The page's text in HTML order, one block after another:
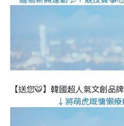
【送您🐯】韓國超人氣文創品
↓將萌虎嘅慵懶